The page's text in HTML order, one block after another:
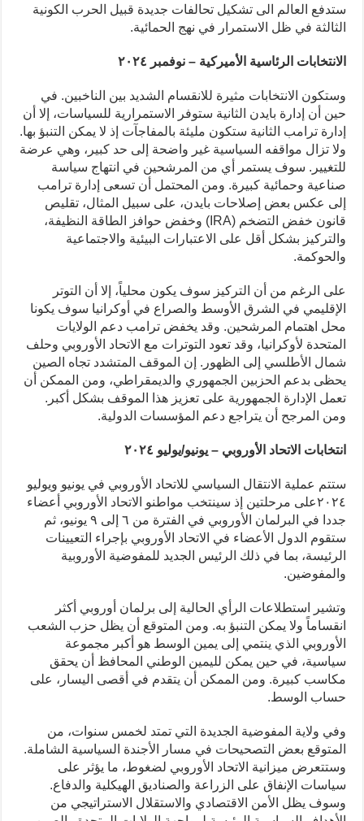
ستدفع العالم الى تشكيل تحالفات جديدة قبيل الحرب الكونية
الثالثة في ظل الاستمرار في نهج الحمائية.
الانتخابات الرئاسية الأميركية – نوفمبر ٢٠٢٤
وستكون الانتخابات مثيرة للانقسام الشديد بين الناخبين. في
حين أن إدارة بايدن الثانية ستوفر الاستمرارية للسياسات، إلا أن
إدارة ترامب الثانية ستكون مليئة بالمفاجآت إذ لا يمكن التنبؤ بها.
ولا تزال مواقفه السياسية غير واضحة إلى حد كبير، وهي عرضة
للتغيير. سوف يستمر أي من المرشحين في انتهاج سياسة
صناعية وحمائية كبيرة. ومن المحتمل أن تسعى إدارة ترامب
إلى عكس بعض إصلاحات بايدن، على سبيل المثال، تقليص
قانون خفض التضخم (IRA) وخفض حوافز الطاقة النظيفة،
والتركيز بشكل أقل على الاعتبارات البيئية والاجتماعية
والحوكمة.
على الرغم من أن التركيز سوف يكون محلياً، إلا أن التوتر
الإقليمي في الشرق الأوسط والصراع في أوكرانيا سوف يكونا
محل اهتمام المرشحين. وقد يخفض ترامب دعم الولايات
المتحدة لأوكرانيا، وقد تعود التوترات مع الاتحاد الأوروبي وحلف
شمال الأطلسي إلى الظهور. إن الموقف المتشدد تجاه الصين
يحظى بدعم الحزبين الجمهوري والديمقراطي، ومن الممكن أن
تعمل الإدارة الجمهورية على تعزيز هذا الموقف بشكل أكبر.
ومن المرجح أن يتراجع دعم المؤسسات الدولية.
انتخابات الاتحاد الأوروبي – يونيو/يوليو ٢٠٢٤
ستتم عملية الانتقال السياسي للاتحاد الأوروبي في يونيو ويوليو
٢٠٢٤على مرحلتين إذ سينتخب مواطنو الاتحاد الأوروبي أعضاء
جددا في البرلمان الأوروبي في الفترة من ٦ إلى ٩ يونيو، ثم
ستقوم الدول الأعضاء في الاتحاد الأوروبي بإجراء التعيينات
الرئيسة، بما في ذلك الرئيس الجديد للمفوضية الأوروبية
والمفوضين.
وتشير استطلاعات الرأي الحالية إلى برلمان أوروبي أكثر
انقساماً ولا يمكن التنبؤ به. ومن المتوقع أن يظل حزب الشعب
الأوروبي الذي ينتمي إلى يمين الوسط هو أكبر مجموعة
سياسية، في حين يمكن لليمين الوطني المحافظ أن يحقق
مكاسب كبيرة. ومن الممكن أن يتقدم في أقصى اليسار، على
حساب الوسط.
وفي ولاية المفوضية الجديدة التي تمتد لخمس سنوات، من
المتوقع بعض التصحيحات في مسار الأجندة السياسية الشاملة.
وستتعرض ميزانية الاتحاد الأوروبي لضغوط، ما يؤثر على
سياسات الإنفاق على الزراعة والصناديق الهيكلية والدفاع.
وسوف يظل الأمن الاقتصادي والاستقلال الاستراتيجي من